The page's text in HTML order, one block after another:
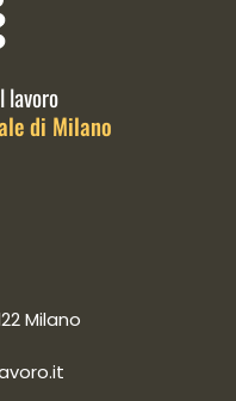
lavoro
di Milano
Milano